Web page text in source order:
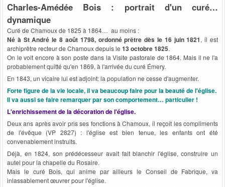
Charles-Amédée Bois : portrait d'un curé…
dynamique
Curé de Chamoux de 1825 à 1864… au moins :
Né à St André le 8 août 1798, ordonné prêtre dès le 16 juin 1821, il est
archiprêtre recteur de Chamoux depuis le 13 octobre 1825.
On le voit encore à son poste dans la Visite pastorale de 1864. Mais il ne l'a
probablement quitté qu'en 1869, à l'arrivée du curé Émery.
En 1843, un vicaire lui est adjoint: la population ne cesse d'augmenter.
Forte figure de la vie locale, il va beaucoup faire pour la beauté de l'église.
Il va aussi se faire remarquer par son comportement… particulier !
L'enrichissement de la décoration de l'église.
Deux ans après avoir pris ses fonctions à Chamoux, il reçoit les compliments
de l'évêque (VP 2827) : l'église est bien tenue, les enfants ont été
convenablement instruits.
Déjà, en 1824, son prédécesseur avait fait blanchir l'église, construire un
autel pour la chapelle du Rosaire.
Mais le curé Bois, qui anime par ailleurs le Conseil de Fabrique, va
inlassablement œuvrer pour l'église.